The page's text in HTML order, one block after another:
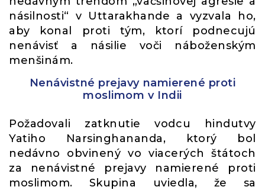
násilnosti“ v Uttarakhande a vyzvala ho,
aby konal proti tým, ktorí podnecujú
nenávisť a násilie voči náboženským
menšinám.
Nenávistné prejavy namierené proti
moslimom v Indii
Požadovali zatknutie vodcu hindutvy
Yatiho Narsinghananda, ktorý bol
nedávno obvinený vo viacerých štátoch
za nenávistné prejavy namierené proti
moslimom. Skupina uviedla, že sa